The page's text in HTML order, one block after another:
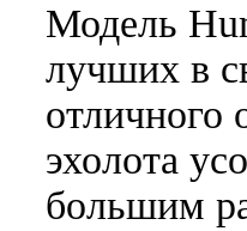
Модель
лучших в
отличного
эхолота
большим